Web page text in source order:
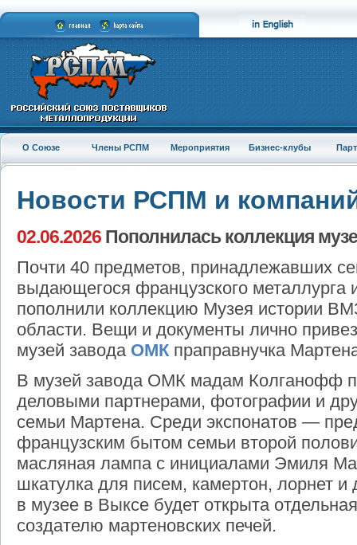
О Союзе Члены РСПМ Мероприятия Бизнес-клубы
Новости РСПМ и
02.06.2026 Пополнилась коллекция
Почти 40 предметов, принадлежавших
выдающегося французского металлурга
пополнили коллекцию Музея истории
области. Вещи и документы лично
музей завода ОМКпраправнучка
В музей завода ОМК мадам Колганофф
деловыми партнерами, фотографии и
семьи Мартена. Среди экспонатов —
французским бытом семьи второй
масляная лампа с инициалами Эмиля
шкатулка для писем, камертон, лорнет
в музее в Выксе будет открыта
создателю мартеновских печей.